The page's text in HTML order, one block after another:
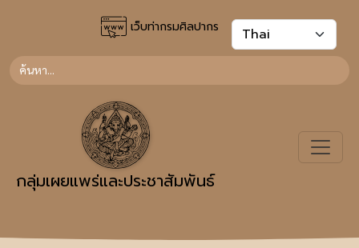
เว็บท่ากรมศิลปากร
กลุ่มเผยแพร่และประชาสัมพันธ์